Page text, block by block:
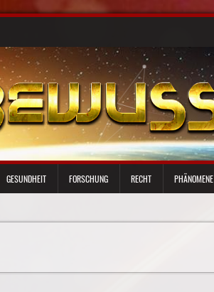
GESUNDHEIT FORSCHUNG RECHT PHÄNOMENE